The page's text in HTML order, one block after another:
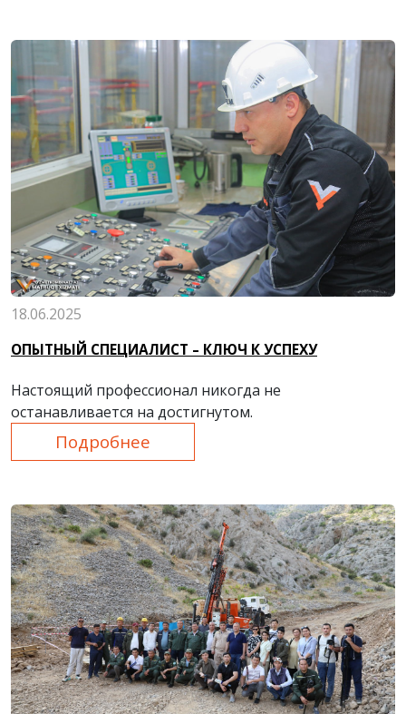
18.06.2025
ОПЫТНЫЙ СПЕЦИАЛИСТ – КЛЮЧ К УСПЕХУ
Настоящий профессионал никогда не
останавливается на достигнутом.
Подробнее